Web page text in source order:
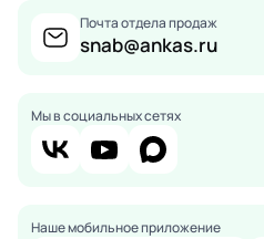
Почта отдела продаж
snab@ankas.ru
Мы в социальных сетях
Наше мобильное приложение